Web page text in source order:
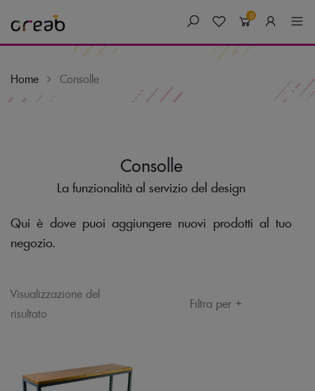
0
Home Consolle
Consolle
La funzionalità al servizio del design
Qui è dove puoi aggiungere nuovi prodotti al tuo
negozio.
Filtra per +
Visualizzazione del
risultato